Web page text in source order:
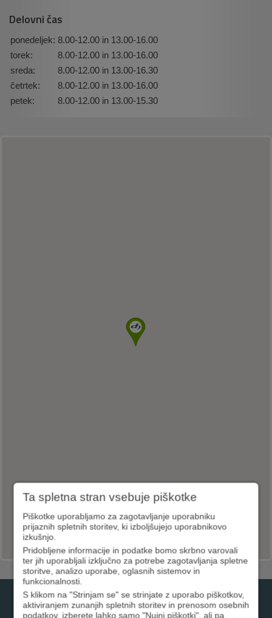
Delovni čas
ponedeljek: 8.00-12.00 in 13.00-16.00
torek:
8.00-12.00 in 13.00-16.00
sreda:
8.00-12.00 in 13.00-16.30
četrtek:
8.00-12.00 in 13.00-16.00
petek:
8.00-12.00 in 13.00-15.30
01 3000 200
Ta spletna stran vsebuje piškotke
Piškotke uporabljamo za zagotavljanje uporabniku
prijaznih spletnih storitev, ki izboljšujejo uporabnikovo
izkušnjo.
Pridobljene informacije in podatke bomo skrbno varovali
ter jih uporabljali izključno za potrebe zagotavljanja spletne
storitve, analizo uporabe, oglasnih sistemov in
funkcionalnosti.
S klikom na "Strinjam se" se strinjate z uporabo piškotkov,
aktiviranjem zunanjih spletnih storitev in prenosom osebnih
podatkov, izberete lahko samo "Nujni piškotki", ali pa